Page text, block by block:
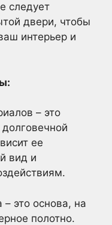
следует
двери, чтобы
интерьер и
– это
ее
вид и
– это основа, на
полотно.